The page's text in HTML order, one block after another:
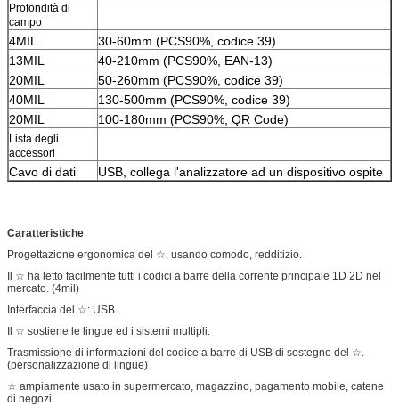
Profondità di
campo
4MIL
30-60mm (PCS90%, codice 39)
13MIL
40-210mm (PCS90%, EAN-13)
20MIL
50-260mm (PCS90%, codice 39)
40MIL
130-500mm (PCS90%, codice 39)
20MIL
100-180mm (PCS90%, QR Code)
Lista degli
accessori
Cavo di dati USB, collega l'analizzatore ad un dispositivo ospite
Caratteristiche
Progettazione ergonomica del ☆, usando comodo, redditizio.
Il ☆ ha letto facilmente tutti i codici a barre della corrente principale 1D 2D nel
mercato. (4mil)
Interfaccia del ☆: USB.
Il ☆ sostiene le lingue ed i sistemi multipli.
Trasmissione di informazioni del codice a barre di USB di sostegno del ☆.
(personalizzazione di lingue)
☆ ampiamente usato in supermercato, magazzino, pagamento mobile, catene
di negozi.